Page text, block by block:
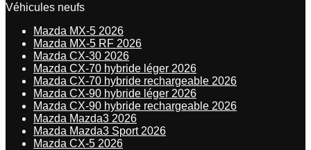
Véhicules neufs
Mazda MX-5 2026
Mazda MX-5 RF 2026
Mazda CX-30 2026
Mazda CX-70 hybride léger 2026
Mazda CX-70 hybride rechargeable 2026
Mazda CX-90 hybride léger 2026
Mazda CX-90 hybride rechargeable 2026
Mazda Mazda3 2026
Mazda Mazda3 Sport 2026
Mazda CX-5 2026